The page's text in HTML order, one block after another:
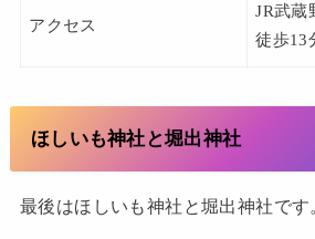
アクセス
JR武
徒歩13
ほしいも神社と堀出神社
最後はほしいも神社と堀出神社です